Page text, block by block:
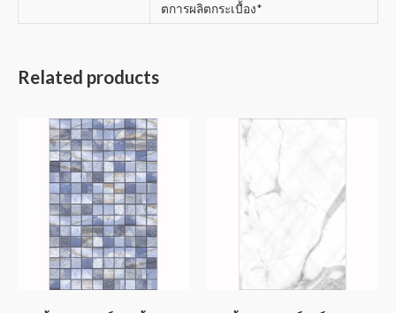
ตการผลิตกระเบื้อง*
Related products